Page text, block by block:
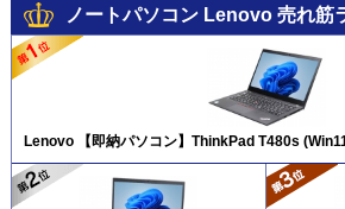
ノートパソコン Lenovo 売れ筋
Lenovo 【即納パソコン】ThinkPad T480s